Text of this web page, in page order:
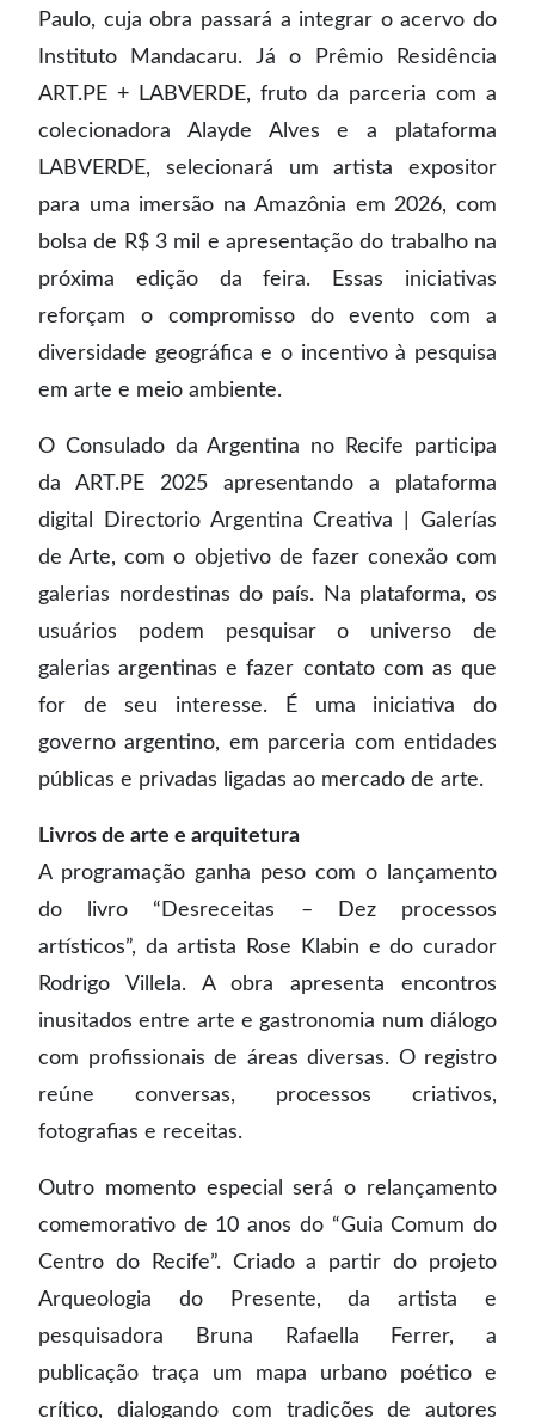
Paulo, cuja obra passará a integrar o acervo do
Instituto Mandacaru. Já o Prêmio Residência
ART.PE + LABVERDE, fruto da parceria com a
colecionadora Alayde Alves e a plataforma
LABVERDE, selecionará um artista expositor
para uma imersão na Amazônia em 2026, com
bolsa de R$ 3 mil e apresentação do trabalho na
próxima edição da feira. Essas iniciativas
reforçam o compromisso do evento com a
diversidade geográfica e o incentivo à pesquisa
em arte e meio ambiente.
O Consulado da Argentina no Recife participa
da ART.PE 2025 apresentando a plataforma
digital Directorio Argentina Creativa | Galerías
de Arte, com o objetivo de fazer conexão com
galerias nordestinas do país. Na plataforma, os
usuários podem pesquisar o universo de
galerias argentinas e fazer contato com as que
for de seu interesse. É uma iniciativa do
governo argentino, em parceria com entidades
públicas e privadas ligadas ao mercado de arte.
Livros de arte e arquitetura
A programação ganha peso com o lançamento
do livro “Desreceitas – Dez processos
artísticos”, da artista Rose Klabin e do curador
Rodrigo Villela. A obra apresenta encontros
inusitados entre arte e gastronomia num diálogo
com profissionais de áreas diversas. O registro
reúne conversas, processos criativos,
fotografias e receitas.
Outro momento especial será o relançamento
comemorativo de 10 anos do “Guia Comum do
Centro do Recife”. Criado a partir do projeto
Arqueologia do Presente, da artista e
pesquisadora Bruna Rafaella Ferrer, a
publicação traça um mapa urbano poético e
crítico, dialogando com tradições de autores